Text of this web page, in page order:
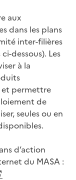
aux
dans les plans
inter-filières
dessous). Les
à la
et permettre
de
seules ou en
d’action
du MASA :